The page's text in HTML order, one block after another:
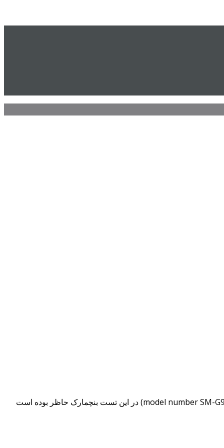
به تازگی اطلاعاتی از یک گوشی جدید و قدرتمند سامسونگ از طریق بنچمارک انتوتو ( AnTuTu ) فاش شده است. این گوشی که با نام (model number SM-G935A) در این تست بنچمارک حاظر بوده است